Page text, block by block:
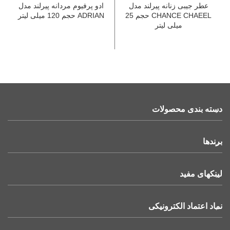
عطر جیبی زنانه پیرلند مدل
CHANCE CHAEEL حجم 25
میلی لیتر
ادو پرفیوم مردانه پیرلند مدل
ADRIAN حجم 120 میلی لیتر
دسته بندی محصولات
برندها
لینکهای مفید
نماد اعتماد الکترونیکی